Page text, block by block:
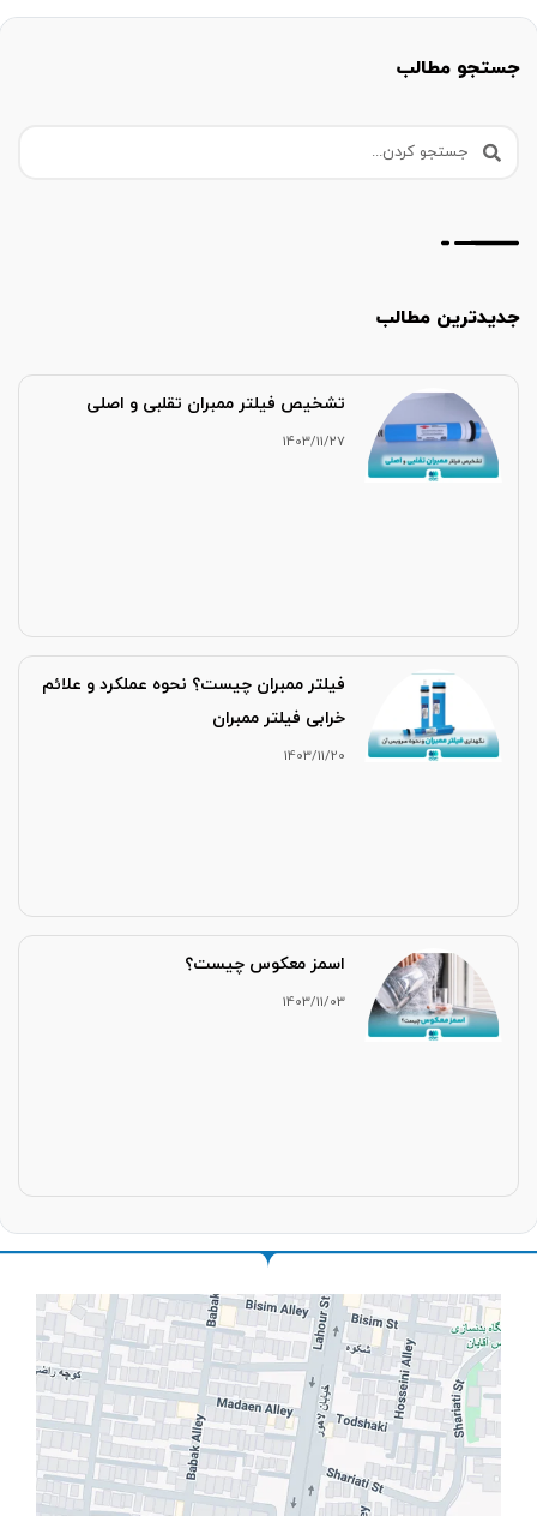
جستجو مطالب
جدیدترین مطالب
تشخیص فیلتر ممبران تقلبی و اصلی
1403/11/27
فیلتر ممبران چیست؟ نحوه عملکرد و علائم
خرابی فیلتر ممبران
1403/11/20
اسمز معکوس چیست؟
1403/11/03